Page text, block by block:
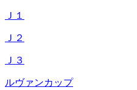
Ｊ１
Ｊ２
Ｊ３
ルヴァンカップ